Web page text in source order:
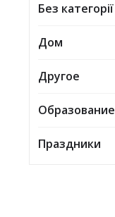
Без категорії
Дом
Другое
Образование
Праздники